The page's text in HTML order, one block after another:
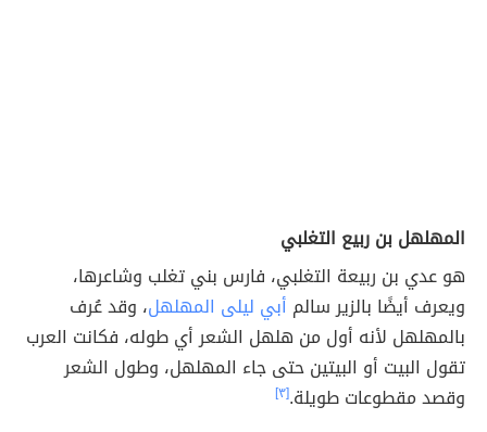
المهلهل بن ربيع التغلبي
هو عدي بن ربيعة التغلبي، فارس بني تغلب وشاعرها،
ويعرف أيضًا بالزير سالم أبي ليلى المهلهل، وقد عُرف
بالمهلهل لأنه أول من هلهل الشعر أي طوله، فكانت العرب
تقول البيت أو البيتين حتى جاء المهلهل، وطول الشعر
وقصد مقطوعات طويلة.[٣]